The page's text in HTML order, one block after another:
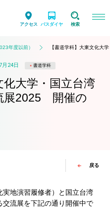
アクセス バスダイヤ 検索
年度以前） 【書道学科】大東文化
月24日 書道学科
化大学・国立台湾
展2025 開催の
戻る
地演習履修者）と国立台湾
流展を下記の通り開催中で